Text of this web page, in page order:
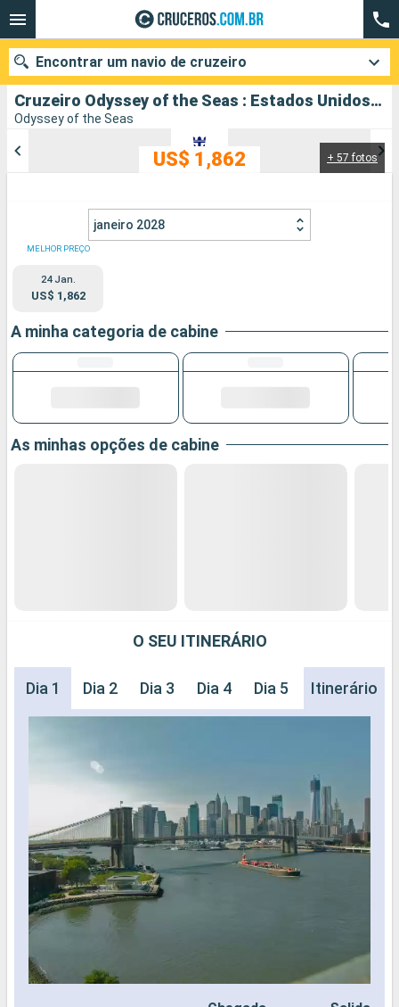
Cruzeiro Odyssey of the Seas : Estados Unidos, Antigua e Barbuda, Barbados, Santa Lucia partindo de Cape Liberty
Odyssey of the Seas
+ 57 fotos
US$ 1,862
janeiro 2028
MELHOR PREÇO
24 Jan.
US$ 1,862
A minha categoria de cabine
As minhas opções de cabine
O SEU ITINERÁRIO
Dia 1 Dia 2 Dia 3 Dia 4 Dia 5 Dia 6 Dia
Itinerário
Encontrar um navio de cruzeiro
Cidades Companhias